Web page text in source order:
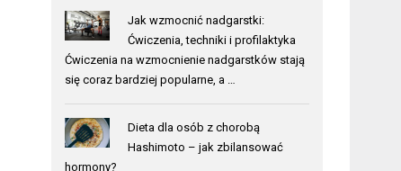
Jak wzmocnić nadgarstki:
Ćwiczenia, techniki i profilaktyka
Ćwiczenia na wzmocnienie nadgarstków stają
się coraz bardziej popularne, a …
Dieta dla osób z chorobą
Hashimoto – jak zbilansować
hormony?